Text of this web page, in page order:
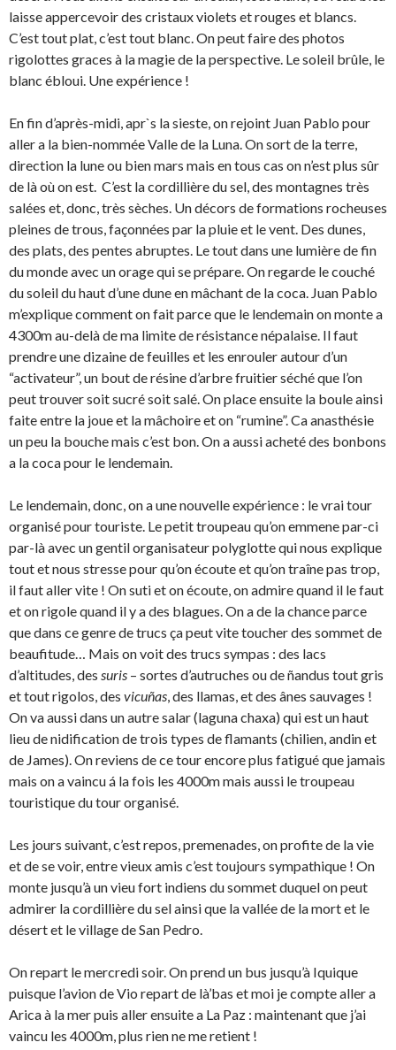
laisse appercevoir des cristaux violets et rouges et blancs.
C’est tout plat, c’est tout blanc. On peut faire des photos
rigolottes graces à la magie de la perspective. Le soleil brûle, le
blanc ébloui. Une expérience !
En fin d’après-midi, apr`s la sieste, on rejoint Juan Pablo pour
aller a la bien-nommée Valle de la Luna. On sort de la terre,
direction la lune ou bien mars mais en tous cas on n’est plus sûr
de là où on est. C’est la cordillière du sel, des montagnes très
salées et, donc, très sèches. Un décors de formations rocheuses
pleines de trous, façonnées par la pluie et le vent. Des dunes,
des plats, des pentes abruptes. Le tout dans une lumière de fin
du monde avec un orage qui se prépare. On regarde le couché
du soleil du haut d’une dune en mâchant de la coca. Juan Pablo
m’explique comment on fait parce que le lendemain on monte a
4300m au-delà de ma limite de résistance népalaise. Il faut
prendre une dizaine de feuilles et les enrouler autour d’un
“activateur”, un bout de résine d’arbre fruitier séché que l’on
peut trouver soit sucré soit salé. On place ensuite la boule ainsi
faite entre la joue et la mâchoire et on “rumine”. Ca anasthésie
un peu la bouche mais c’est bon. On a aussi acheté des bonbons
a la coca pour le lendemain.
Le lendemain, donc, on a une nouvelle expérience : le vrai tour
organisé pour touriste. Le petit troupeau qu’on emmene par-ci
par-là avec un gentil organisateur polyglotte qui nous explique
tout et nous stresse pour qu’on écoute et qu’on traîne pas trop,
il faut aller vite ! On suti et on écoute, on admire quand il le faut
et on rigole quand il y a des blagues. On a de la chance parce
que dans ce genre de trucs ça peut vite toucher des sommet de
beaufitude… Mais on voit des trucs sympas : des lacs
d’altitudes, des suris – sortes d’autruches ou de ñandus tout gris
et tout rigolos, des vicuñas, des llamas, et des ânes sauvages !
On va aussi dans un autre salar (laguna chaxa) qui est un haut
lieu de nidification de trois types de flamants (chilien, andin et
de James). On reviens de ce tour encore plus fatigué que jamais
mais on a vaincu á la fois les 4000m mais aussi le troupeau
touristique du tour organisé.
Les jours suivant, c’est repos, premenades, on profite de la vie
et de se voir, entre vieux amis c’est toujours sympathique ! On
monte jusqu’à un vieu fort indiens du sommet duquel on peut
admirer la cordillière du sel ainsi que la vallée de la mort et le
désert et le village de San Pedro.
On repart le mercredi soir. On prend un bus jusqu’à Iquique
puisque l’avion de Vio repart de là’bas et moi je compte aller a
Arica à la mer puis aller ensuite a La Paz : maintenant que j’ai
vaincu les 4000m, plus rien ne me retient !